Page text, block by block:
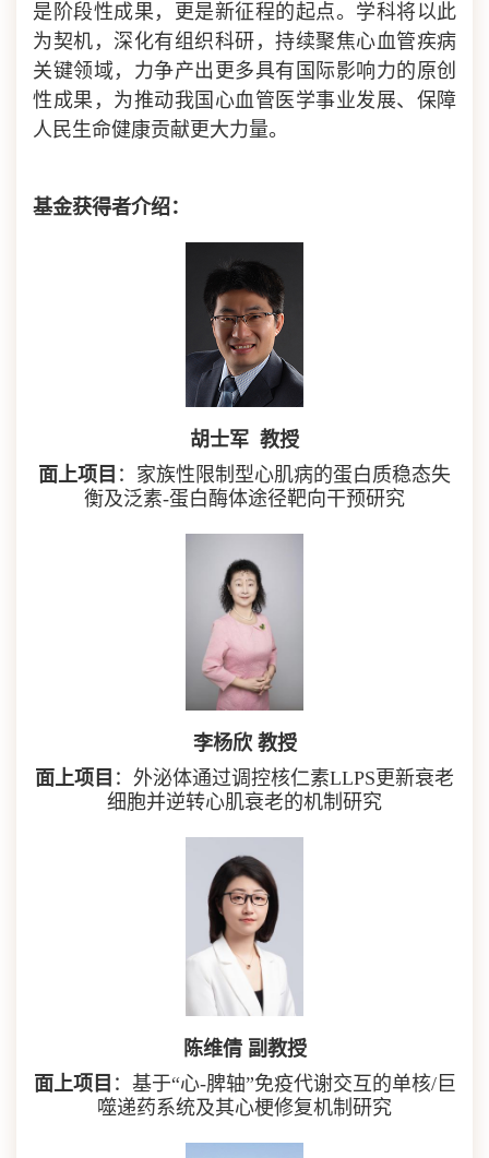
是阶段性成果，更是新征程的起点。学科将以此
为契机，深化有组织科研，持续聚焦心血管疾病
关键领域，力争产出更多具有国际影响力的原创
性成果，为推动我国心血管医学事业发展、保障
人民生命健康贡献更大力量。
基金获得者介绍：
胡士军 教授
面上项目 ：家族性限制型心肌病的蛋白质稳态失
衡及泛素-蛋白酶体途径靶向干预研究
李杨欣 教授
面上项目 ：外泌体通过调控核仁素LLPS更新衰老
细胞并逆转心肌衰老的机制研究
陈维倩 副教授
面上项目 ：基于“心-脾轴”免疫代谢交互的单核/巨
噬递药系统及其心梗修复机制研究